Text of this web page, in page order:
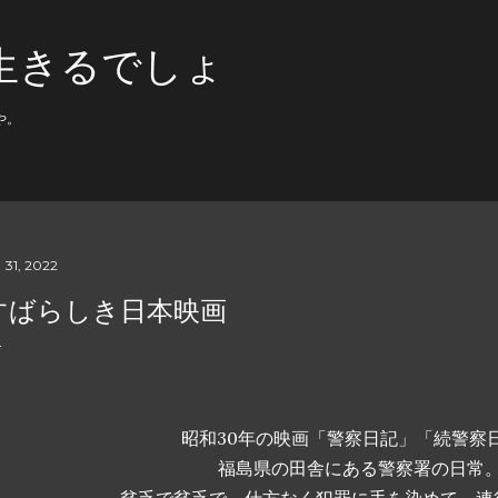
きるでしょ
31, 2022
ばらしき日本映画
昭和30年の映画「警察日記」「続警察
福島県の田舎にある警察署の日常。